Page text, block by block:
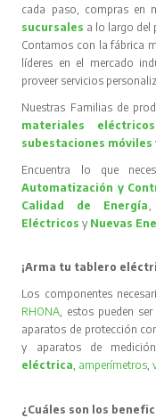
cada paso, compras en
sucursales a lo largo del
Contamos con la fábrica
líderes en el mercado
proveer servicios
Nuestras Familias de
materiales eléctricos
subestaciones móviles
Encuentra lo que
Automatización y
Calidad de Energía
Eléctricos y Nuevas
¡Arma tu tablero
Los componentes
RHONA, estos pueden
aparatos de protección
y aparatos de
eléctrica, amperímetros,
¿Cuáles son los